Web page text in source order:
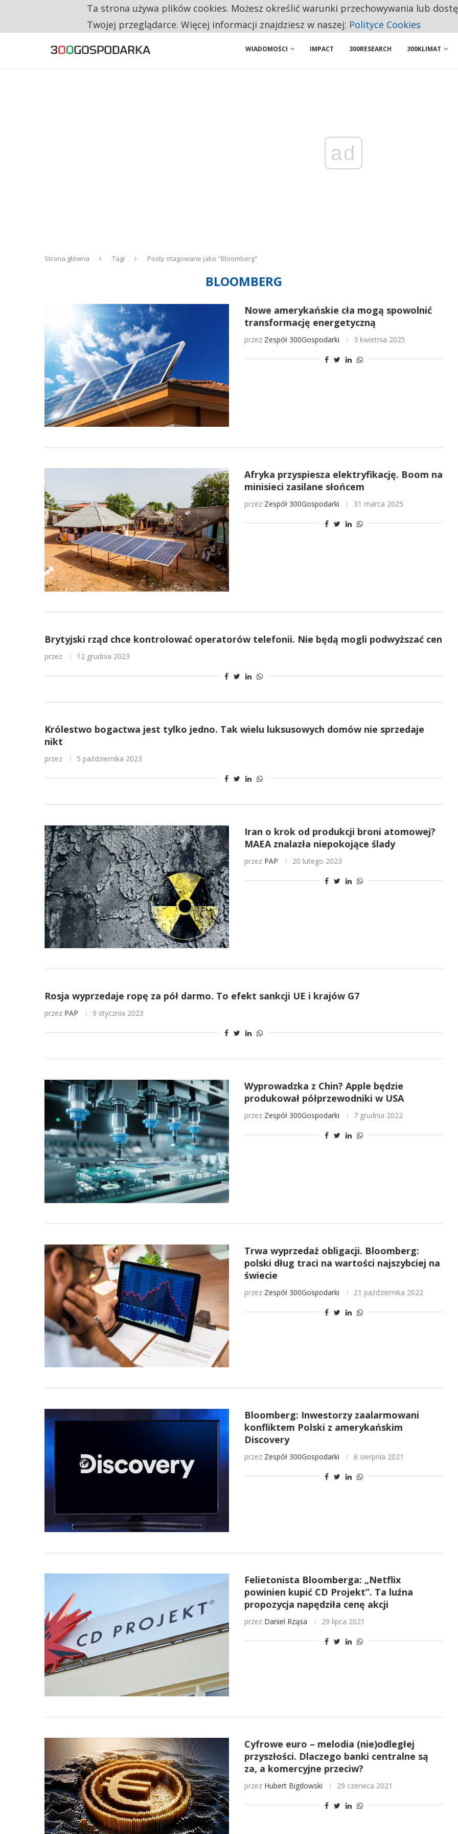
RESTRYKCJE CHIN UDERZAJĄ W EUROPEJSKI PRZEMYSŁ. NA LIŚCIE SĄ DWA PODMIOTY Z POLSKI
WIADOMOŚCI IMPACT 300RESEARCH 300KLIMAT
ad
Strona główna Tagi Posty otagowane jako "Bloomberg"
BLOOMBERG
Nowe amerykańskie cła mogą spowolnić
transformację energetyczną
przez Zespół 300Gospodarki 3 kwietnia 2025
Afryka przyspiesza elektryfikację. Boom na
minisieci zasilane słońcem
przez Zespół 300Gospodarki 31 marca 2025
Brytyjski rząd chce kontrolować operatorów telefonii. Nie będą mogli podwyższać cen
przez 12 grudnia 2023
Królestwo bogactwa jest tylko jedno. Tak wielu luksusowych domów nie sprzedaje
nikt
przez 5 października 2023
Iran o krok od produkcji broni atomowej?
MAEA znalazła niepokojące ślady
przez PAP 20 lutego 2023
Rosja wyprzedaje ropę za pół darmo. To efekt sankcji UE i krajów G7
przez PAP 9 stycznia 2023
Wyprowadzka z Chin? Apple będzie
produkował półprzewodniki w USA
przez Zespół 300Gospodarki 7 grudnia 2022
Trwa wyprzedaż obligacji. Bloomberg:
polski dług traci na wartości najszybciej na
świecie
przez Zespół 300Gospodarki 21 października 2022
Bloomberg: Inwestorzy zaalarmowani
konfliktem Polski z amerykańskim
Discovery
przez Zespół 300Gospodarki 6 sierpnia 2021
Felietonista Bloomberga: „Netflix
powinien kupić CD Projekt”. Ta luźna
propozycja napędziła cenę akcji
przez Daniel Rząsa 29 lipca 2021
Cyfrowe euro – melodia (nie)odległej
przyszłości. Dlaczego banki centralne są
za, a komercyjne przeciw?
przez Hubert Bigdowski 29 czerwca 2021
Ta strona używa plików cookies. Możesz określić warunki przechowywania lub
Twojej przeglądarce. Więcej informacji znajdziesz w naszej: Polityce Cookies